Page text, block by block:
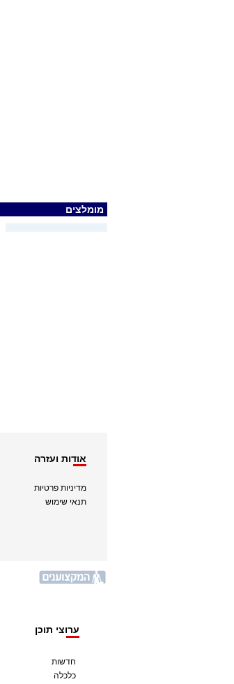
מומלצים
אודות ועזרה
מדיניות פרטיות
תנאי שימוש
ערוצי תוכן
חדשות
כלכלה